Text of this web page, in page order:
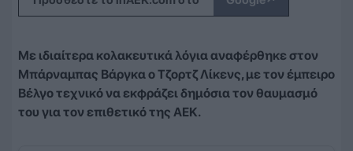
Με ιδιαίτερα κολακευτικά λόγια αναφέρθηκε στον
Μπάρναμπας Βάργκα ο Τζορτζ Λίκενς, με τον έμπειρο
Βέλγο τεχνικό να εκφράζει δημόσια τον θαυμασμό
του για τον επιθετικό της ΑΕΚ.